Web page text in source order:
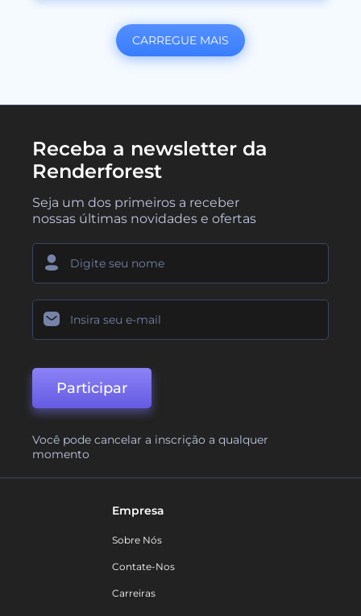
CARREGUE MAIS
Receba a newsletter da
Renderforest
Seja um dos primeiros a receber
nossas últimas novidades e ofertas
Participar
Você pode cancelar a inscrição a qualquer
momento
Empresa
Sobre Nós
Contate-Nos
Carreiras